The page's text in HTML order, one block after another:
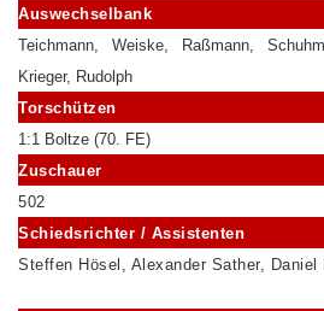
Auswechselbank
Teichmann, Weiske, Raßmann,
Krieger, Rudolph
Torschützen
1:1 Boltze (70. FE)
Zuschauer
502
Schiedsrichter / Assistenten
Steffen Hösel, Alexander Sather, Daniel